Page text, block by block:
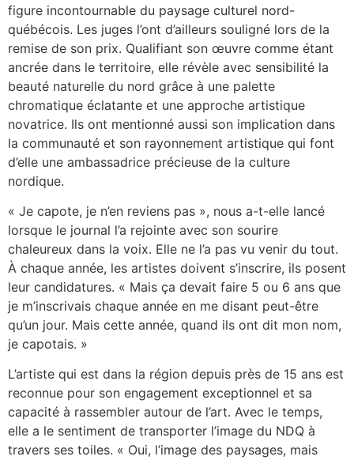
figure incontournable du paysage culturel nord-
québécois. Les juges l’ont d’ailleurs souligné lors de la
remise de son prix. Qualifiant son œuvre comme étant
ancrée dans le territoire, elle révèle avec sensibilité la
beauté naturelle du nord grâce à une palette
chromatique éclatante et une approche artistique
novatrice. Ils ont mentionné aussi son implication dans
la communauté et son rayonnement artistique qui font
d’elle une ambassadrice précieuse de la culture
nordique.
« Je capote, je n’en reviens pas », nous a-t-elle lancé
lorsque le journal l’a rejointe avec son sourire
chaleureux dans la voix. Elle ne l’a pas vu venir du tout.
À chaque année, les artistes doivent s’inscrire, ils posent
leur candidatures. « Mais ça devait faire 5 ou 6 ans que
je m’inscrivais chaque année en me disant peut-être
qu’un jour. Mais cette année, quand ils ont dit mon nom,
je capotais. »
L’artiste qui est dans la région depuis près de 15 ans est
reconnue pour son engagement exceptionnel et sa
capacité à rassembler autour de l’art. Avec le temps,
elle a le sentiment de transporter l’image du NDQ à
travers ses toiles. « Oui, l’image des paysages, mais